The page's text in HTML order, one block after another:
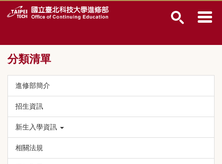
到
容
分類清單
進修部簡介
招生資訊
新生入學資訊
相關法規